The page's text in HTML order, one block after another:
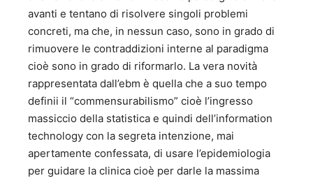
avanti e tentano di risolvere singoli problemi
concreti, ma che, in nessun caso, sono in grado di
rimuovere le contraddizioni interne al paradigma
cioè sono in grado di riformarlo. La vera novità
rappresentata dall’ebm è quella che a suo tempo
definii il “commensurabilismo” cioè l’ingresso
massiccio della statistica e quindi dell’information
technology con la segreta intenzione, mai
apertamente confessata, di usare l’epidemiologia
per guidare la clinica cioè per darle la massima